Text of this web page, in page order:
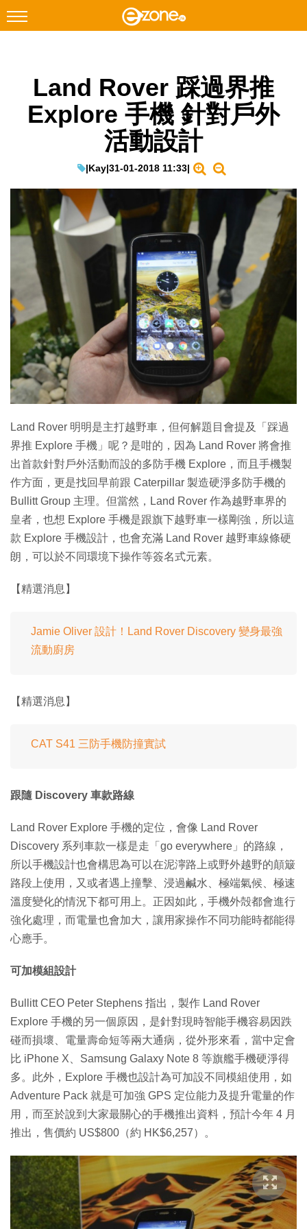
Facebook Instagram
科技焦點
教學評測
EduTech
IT Times
生成式AI與雲端應用
Enterprise Digital Transformation
特集
Land Rover 踩過界推
Explore 手機 針對戶外
活動設計
|Kay|31-01-2018 11:33|
Land Rover 明明是主打越野車，但何解題目會提及「踩過
界推 Explore 手機」呢？是咁的，因為 Land Rover 將會推
出首款針對戶外活動而設的多防手機 Explore，而且手機製
作方面，更是找回早前跟 Caterpillar 製造硬淨多防手機的
Bullitt Group 主理。但當然，Land Rover 作為越野車界的
皇者，也想 Explore 手機是跟旗下越野車一樣剛強，所以這
款 Explore 手機設計，也會充滿 Land Rover 越野車線條硬
朗，可以於不同環境下操作等簽名式元素。
【精選消息】
Jamie Oliver 設計！Land Rover Discovery 變身最強
流動廚房
【精選消息】
CAT S41 三防手機防撞實試
跟隨 Discovery 車款路線
Land Rover Explore 手機的定位，會像 Land Rover
Discovery 系列車款一樣是走「go everywhere」的路線，
所以手機設計也會構思為可以在泥濘路上或野外越野的顛簸
路段上使用，又或者遇上撞擊、浸過鹹水、極端氣候、極速
溫度變化的情況下都可用上。正因如此，手機外殻都會進行
強化處理，而電量也會加大，讓用家操作不同功能時都能得
心應手。
可加模組設計
Bullitt CEO Peter Stephens 指出，製作 Land Rover
Explore 手機的另一個原因，是針對現時智能手機容易因跌
碰而損壞、電量壽命短等兩大通病，從外形來看，當中定會
比 iPhone X、Samsung Galaxy Note 8 等旗艦手機硬淨得
多。此外，Explore 手機也設計為可加設不同模組使用，如
Adventure Pack 就是可加強 GPS 定位能力及提升電量的作
用，而至於說到大家最關心的手機推出資料，預計今年 4 月
推出，售價約 US$800（約 HK$6,257）。